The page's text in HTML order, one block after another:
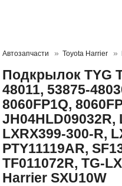
Автозапчасти Toyota Harrier
Подкрылок TYG
48011, 53875-
8060FP1Q,
JH04HLD09032R,
LXRX399-300-R,
PTY11119AR,
TF011072R, TG-
Harrier SXU10W